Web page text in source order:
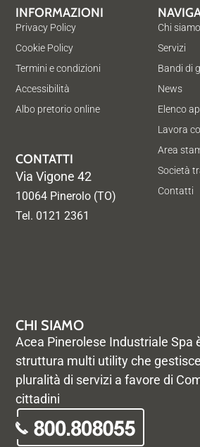
CHI SIAMO
Acea Pinerolese Industriale Spa
struttura multi utility che
pluralità di servizi a favore di
cittadini
Chi siamo
Servizi
Bandi di
News
Elenco
Lavora
Area
Società
Contatti
INFORMAZIONI
Privacy Policy
Cookie Policy
Termini e condizioni
Accessibilità
Albo pretorio online
CONTATTI
Via Vigone 42
10064 Pinerolo (TO)
Tel. 0121 2361